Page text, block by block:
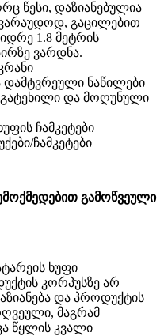
წესი, დაზიანებულია
გაცილებით
1.8 მეტრის
ვარდნა.
ნაწილები
გატეხილი და მოღუნული
ჩამკეტები
ჩამკეტები
გამოწვეული
ხუფი
კორპუსზე არ
და პროდუქტის
მაგრამ
წყლის კვალი